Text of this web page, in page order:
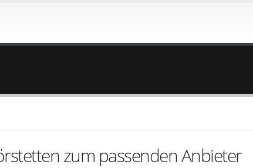
zum passenden Anbieter